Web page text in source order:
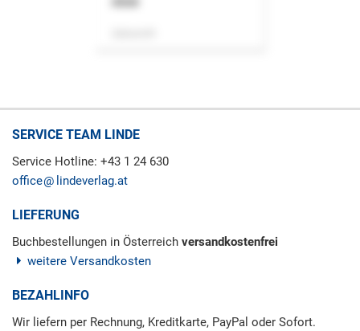
SERVICE TEAM LINDE
Service Hotline: +43 1 24 630
office
lindeverlag.at
LIEFERUNG
Buchbestellungen in Österreich versandkostenfrei
weitere Versandkosten
BEZAHLINFO
Wir liefern per Rechnung, Kreditkarte, PayPal oder Sofort.